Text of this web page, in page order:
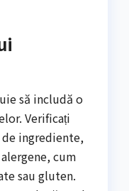
să includă o
Verificați
ingrediente,
cum
sau gluten.